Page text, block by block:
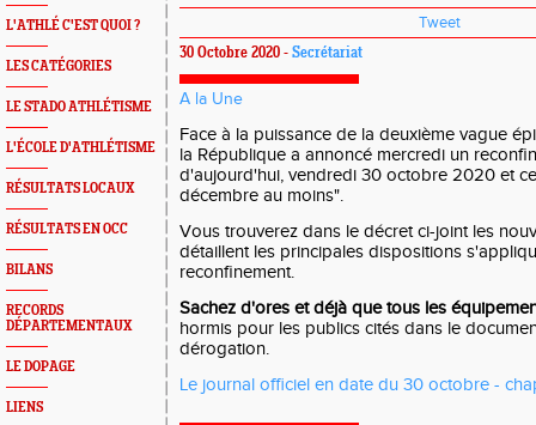
L'ATHLÉ C'EST QUOI ?
LES CATÉGORIES
LE STADO ATHLÉTISME
L'ÉCOLE D'ATHLÉTISME
RÉSULTATS LOCAUX
RÉSULTATS EN OCC
BILANS
RECORDS
DÉPARTEMENTAUX
LE DOPAGE
LIENS
Tweet
30 Octobre 2020 - Secrétariat
A la Une
Face à la puissance de la deuxième vague
la République a annoncé mercredi un
d'aujourd'hui, vendredi 30 octobre 2020 et
décembre au moins".
Vous trouverez dans le décret ci-joint les
détaillent les principales dispositions
reconfinement.
Sachez d'ores et déjà que tous les
hormis pour les publics cités dans le
dérogation.
Le journal officiel en date du 30 octobre -